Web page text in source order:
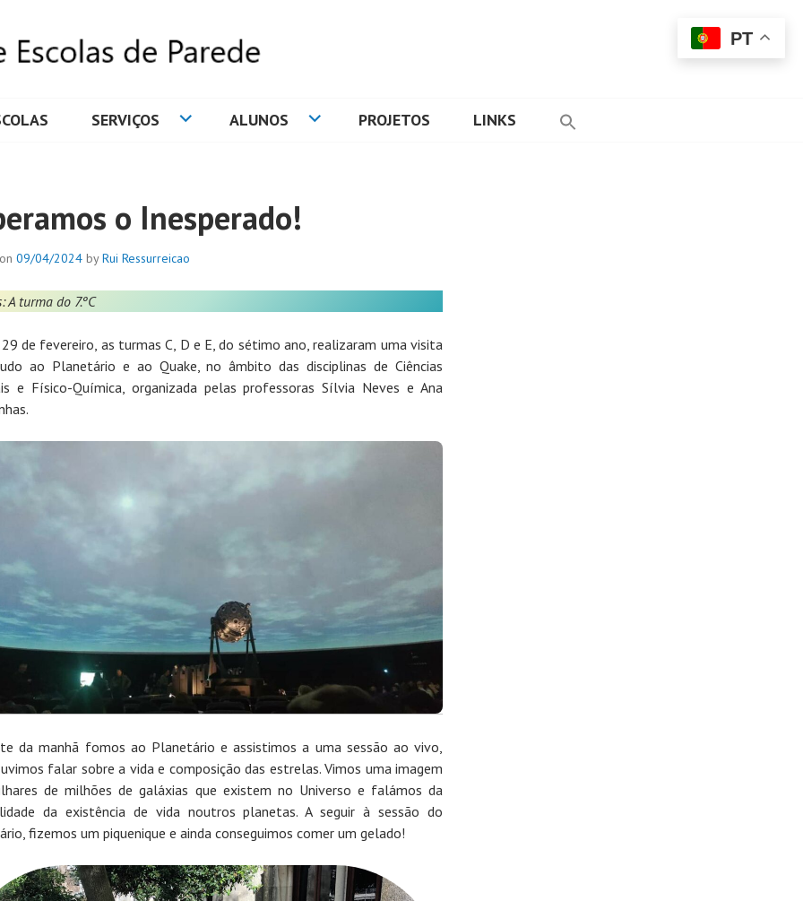
SERVIÇOS ALUNOS PROJETOS LINKS
o Inesperado!
09/04/2024 byRui Ressurreicao
A turma do 7.ºC
de fevereiro, as turmas C, D e E, do sétimo ano, realizaram uma visita
ao Planetário e ao Quake, no âmbito das disciplinas de Ciências
e Físico-Química, organizada pelas professoras Sílvia Neves e Ana
da manhã fomos ao Planetário e assistimos a uma sessão ao vivo,
falar sobre a vida e composição das estrelas. Vimos uma imagem
de milhões de galáxias que existem no Universo e falámos da
da existência de vida noutros planetas. A seguir à sessão do
fizemos um piquenique e ainda conseguimos comer um gelado!
PT